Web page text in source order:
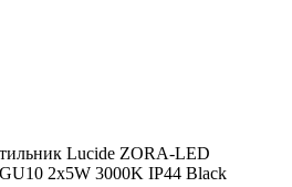
Lucide ZORA-LED
2x5W 3000K IP44 Black